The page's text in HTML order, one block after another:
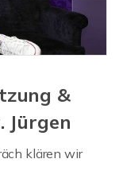
&
Jürgen
klären wir